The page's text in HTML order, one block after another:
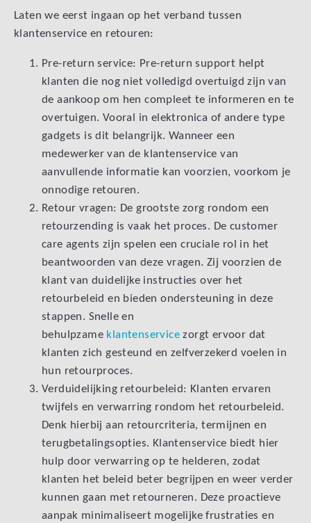
Laten we eerst ingaan op het verband tussen
klantenservice en retouren:
Pre-return service: Pre-return support helpt
klanten die nog niet volledigd overtuigd zijn van
de aankoop om hen compleet te informeren en te
overtuigen. Vooral in elektronica of andere type
gadgets is dit belangrijk. Wanneer een
medewerker van de klantenservice van
aanvullende informatie kan voorzien, voorkom je
onnodige retouren.
Retour vragen: De grootste zorg rondom een
retourzending is vaak het proces. De customer
care agents zijn spelen een cruciale rol in het
beantwoorden van deze vragen. Zij voorzien de
klant van duidelijke instructies over het
retourbeleid en bieden ondersteuning in deze
stappen. Snelle en
behulpzame klantenservice zorgt ervoor dat
klanten zich gesteund en zelfverzekerd voelen in
hun retourproces.
Verduidelijking retourbeleid: Klanten ervaren
twijfels en verwarring rondom het retourbeleid.
Denk hierbij aan retourcriteria, termijnen en
terugbetalingsopties. Klantenservice biedt hier
hulp door verwarring op te helderen, zodat
klanten het beleid beter begrijpen en weer verder
kunnen gaan met retourneren. Deze proactieve
aanpak minimaliseert mogelijke frustraties en